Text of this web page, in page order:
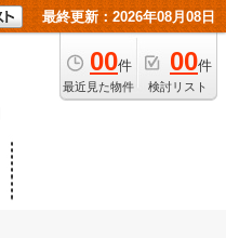
最終更新：2026年08月08日
00件
最近見た物件
00件
検討リスト